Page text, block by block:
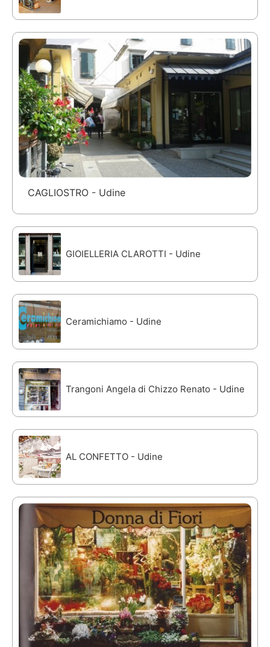
CAGLIOSTRO - Udine
GIOIELLERIA CLAROTTI - Udine
Ceramichiamo - Udine
Trangoni Angela di Chizzo Renato - Udine
AL CONFETTO - Udine